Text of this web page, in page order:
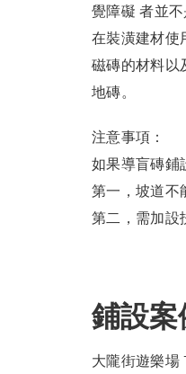
覺障礙 者並
在裝潢建材使
磁磚的材料以
地磚。
注意事項：
如果導盲磚鋪
第一，坡道不
第二，需加設
鋪設
大隴街遊樂